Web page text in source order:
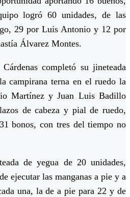
logró 60 unidades, de las
29 por Luis Antonio y 12 por
Álvarez Montes.
completó su jineteada
campirana terna en el ruedo la
Martínez y Juan Luis Badillo
de cabeza y pial de ruedo,
bonos, con tres del tiempo no
de yegua de 20 unidades,
ejecutar las manganas a pie y a
una, la de a pie para 22 y de